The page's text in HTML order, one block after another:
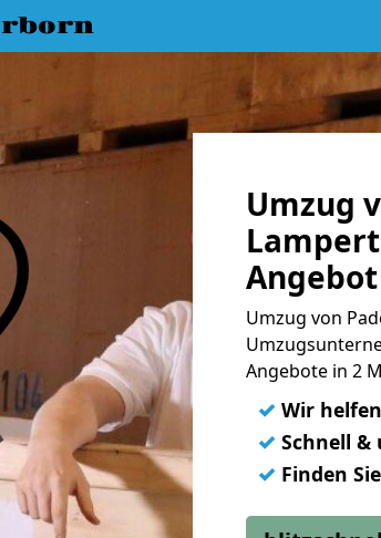
Umzug
Angebot
Umzug von
Angebote in 2
✓ Wir
✓ Schnell
✓ Finden